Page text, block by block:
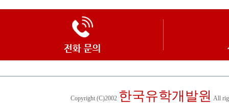
Copyright (C)2002 한국유학개발원 All